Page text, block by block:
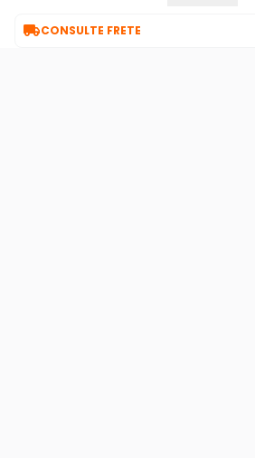
CONSULTE FRETE